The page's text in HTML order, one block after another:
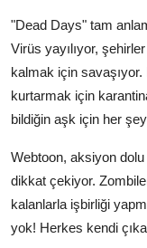
"Dead Days" tam
Virüs yayılıyor,
kalmak için
kurtarmak için
bildiğin aşk için her
Webtoon, aksiyon
dikkat çekiyor.
kalanlarla işbirliği
yok! Herkes kendi